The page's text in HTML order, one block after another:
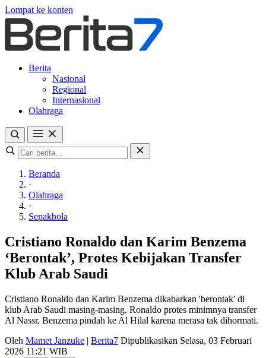
Lompat ke konten
Berita
Nasional
Regional
Internasional
Olahraga
Beranda
·
Olahraga
·
Sepakbola
Cristiano Ronaldo dan Karim Benzema
‘Berontak’, Protes Kebijakan Transfer
Klub Arab Saudi
Cristiano Ronaldo dan Karim Benzema dikabarkan 'berontak' di
klub Arab Saudi masing-masing. Ronaldo protes minimnya transfer
Al Nassr, Benzema pindah ke Al Hilal karena merasa tak dihormati.
Oleh Mamet Janzuke | Berita7 Dipublikasikan Selasa, 03 Februari
2026 11:21 WIB